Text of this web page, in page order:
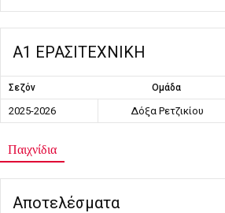
Α1 ΕΡΑΣΙΤΕΧΝΙΚΗ
Σεζόν Ομάδα
2025-2026 Δόξα Ρετζικίου
Παιχνίδια
Αποτελέσματα